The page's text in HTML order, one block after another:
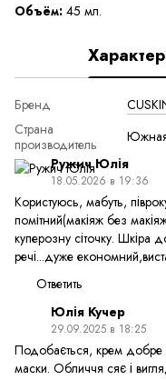
Объём: 45 мл.
Бренд
Страна
производитель
Ружич Юлія
18.05.2026 в 19:36
Користуюсь, мабуть,
помітний(макіяж без
куперозну сіточку. Шкіра
речі...дуже
Ответить
Юлія Кучер
29.09.2025 в 18:25
Подобається, крем добре
маски. Обличчя сяє і